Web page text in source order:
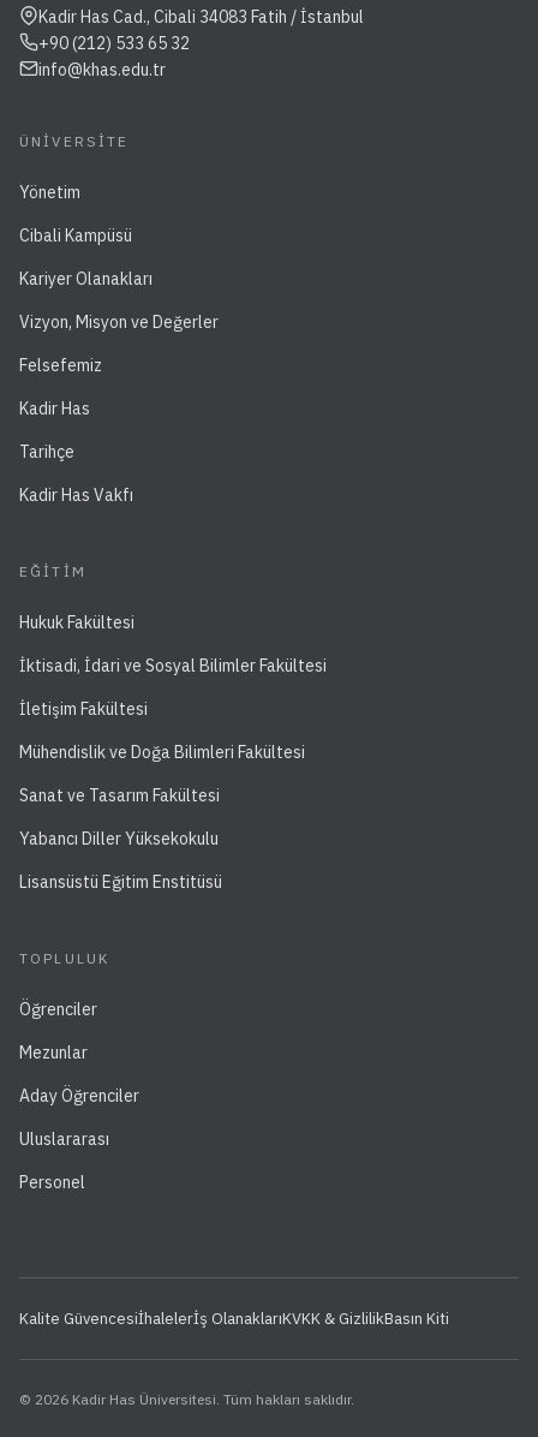
Kadir Has Cad., Cibali 34083 Fatih / İstanbul
+90 (212) 533 65 32
info@khas.edu.tr
ÜNIVERSITE
Yönetim
Cibali Kampüsü
Kariyer Olanakları
Vizyon, Misyon ve Değerler
Felsefemiz
Kadir Has
Tarihçe
Kadir Has Vakfı
EĞITIM
Hukuk Fakültesi
İktisadi, İdari ve Sosyal Bilimler Fakültesi
İletişim Fakültesi
Mühendislik ve Doğa Bilimleri Fakültesi
Sanat ve Tasarım Fakültesi
Yabancı Diller Yüksekokulu
Lisansüstü Eğitim Enstitüsü
TOPLULUK
Öğrenciler
Mezunlar
Aday Öğrenciler
Uluslararası
Personel
Kalite Güvencesiİhalelerİş OlanaklarıKVKK & GizlilikBasın Kiti
© 2026 Kadir Has Üniversitesi. Tüm hakları saklıdır.